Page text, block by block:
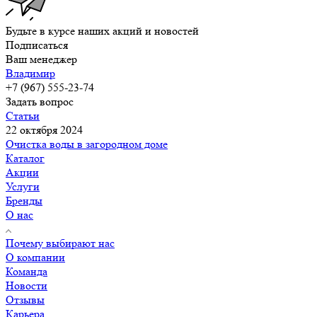
Будьте в курсе наших акций и новостей
Подписаться
Ваш менеджер
Владимир
+7 (967) 555-23-74
Задать вопрос
Статьи
22 октября 2024
Очистка воды в загородном доме
Каталог
Акции
Услуги
Бренды
О нас
Почему выбирают нас
О компании
Команда
Новости
Отзывы
Карьера